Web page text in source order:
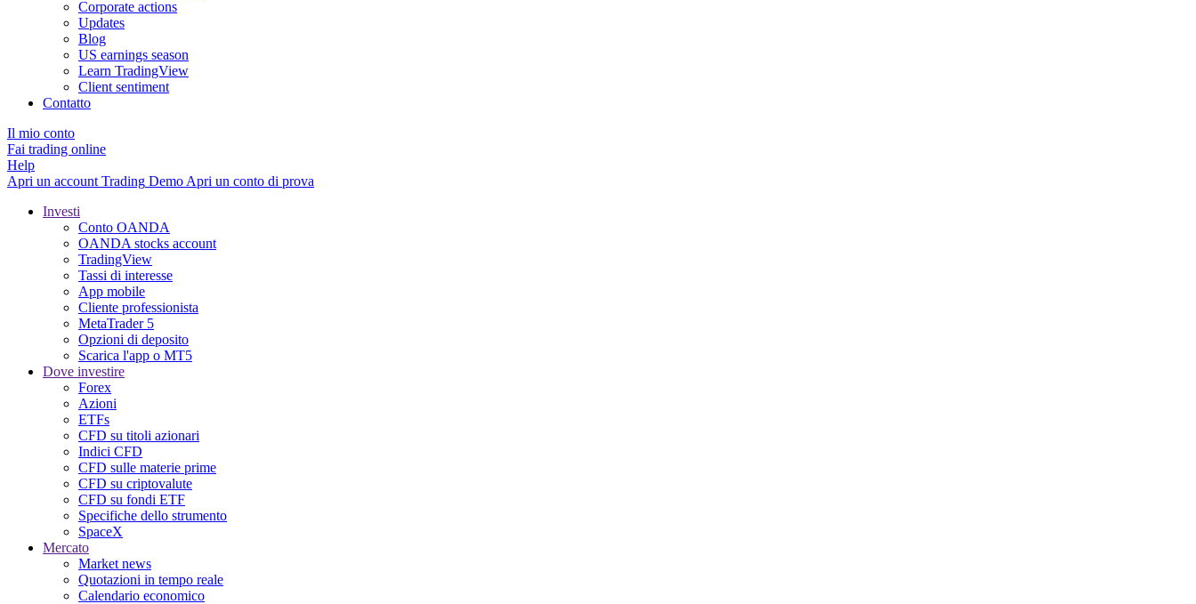
Corporate actions
Updates
Blog
US earnings season
Learn TradingView
Client sentiment
Contatto
Il mio conto
Fai trading online
Help
Apri un account Trading Demo Apri un conto di prova
Investi
Conto OANDA
OANDA stocks account
TradingView
Tassi di interesse
App mobile
Cliente professionista
MetaTrader 5
Opzioni di deposito
Scarica l'app o MT5
Dove investire
Forex
Azioni
ETFs
CFD su titoli azionari
Indici CFD
CFD sulle materie prime
CFD su criptovalute
CFD su fondi ETF
Specifiche dello strumento
SpaceX
Mercato
Market news
Quotazioni in tempo reale
Calendario economico